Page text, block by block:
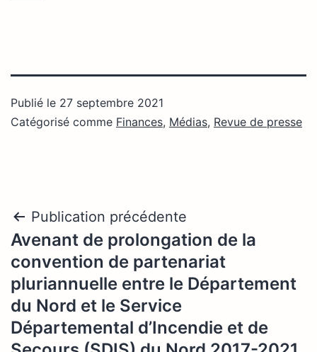
Publié le 27 septembre 2021
Catégorisé comme Finances, Médias, Revue de presse
Navigation
de
l’article
Publication précédente
Avenant de prolongation de la
convention de partenariat
pluriannuelle entre le Département
du Nord et le Service
Départemental d’Incendie et de